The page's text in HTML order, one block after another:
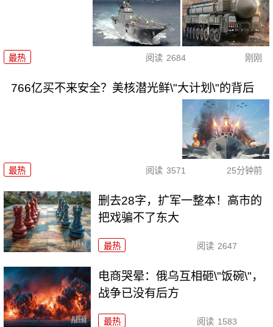
最热 阅读 2684 刚刚
766亿买不来安全？美核潜光鲜\"大计划\"的背后
最热 阅读 3571 25分钟前
删去28字，扩军一整本！高市的
把戏骗不了东大
最热 阅读 2647
电商哭晕：俄乌互相砸\"饭碗\"，
战争已没有后方
最热 阅读 1583